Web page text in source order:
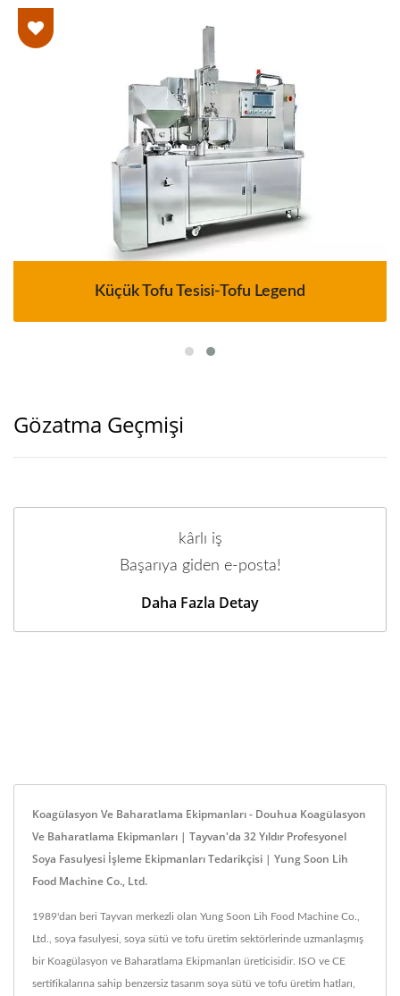
Küçük Tofu Tesisi-Tofu Legend
Gözatma Geçmişi
kârlı iş
Başarıya giden e-posta!
Daha Fazla Detay
Koagülasyon Ve Baharatlama Ekipmanları - Douhua Koagülasyon
Ve Baharatlama Ekipmanları | Tayvan'da 32 Yıldır Profesyonel
Soya Fasulyesi İşleme Ekipmanları Tedarikçisi | Yung Soon Lih
Food Machine Co., Ltd.
1989'dan beri Tayvan merkezli olan Yung Soon Lih Food Machine Co.,
Ltd., soya fasulyesi, soya sütü ve tofu üretim sektörlerinde uzmanlaşmış
bir Koagülasyon ve Baharatlama Ekipmanları üreticisidir. ISO ve CE
sertifikalarına sahip benzersiz tasarım soya sütü ve tofu üretim hatları,